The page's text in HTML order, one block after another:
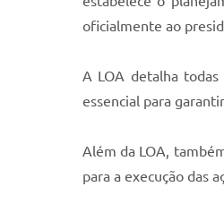
oficialmente ao
A LOA detalha
essencial para
Além da LOA,
para a execução das